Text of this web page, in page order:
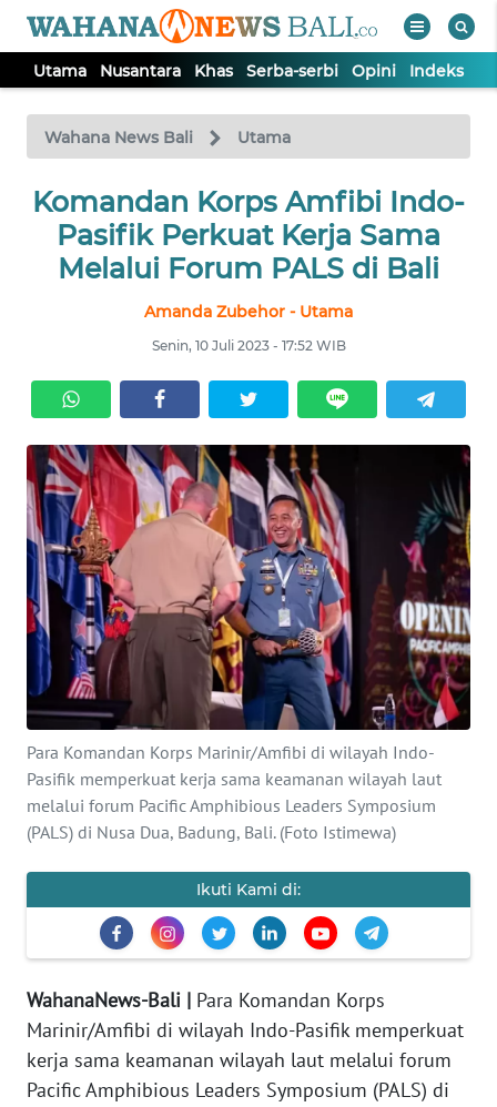
Utama Nusantara Khas Serba-serbi Opini Indeks
Wahana News Bali Utama
Komandan Korps Amfibi Indo-
Pasifik Perkuat Kerja Sama
Melalui Forum PALS di Bali
Amanda Zubehor - Utama
Senin, 10 Juli 2023 - 17:52 WIB
Para Komandan Korps Marinir/Amfibi di wilayah Indo-
Pasifik memperkuat kerja sama keamanan wilayah laut
melalui forum Pacific Amphibious Leaders Symposium
(PALS) di Nusa Dua, Badung, Bali. (Foto Istimewa)
Ikuti Kami di:
WahanaNews-Bali | Para Komandan Korps
Marinir/Amfibi di wilayah Indo-Pasifik memperkuat
kerja sama keamanan wilayah laut melalui forum
Pacific Amphibious Leaders Symposium (PALS) di
TV
Tutup
UTAMA
NUSANTARA
SERBA-
SERBI
OPINI
Informasi
INDEKS
BERITA
KONTAK
KAMI
INFO
TENTANG
KAMI
PEDOMAN
SIBER
REDAKSI
KARIR